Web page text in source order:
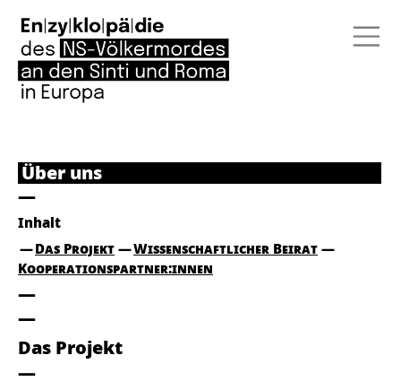
Über uns
Inhalt
Das Projekt
Wissenschaftlicher Beirat
Kooperationspartner:innen
Das Projekt